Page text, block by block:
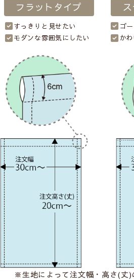
フラットタイプ
すっきりと見せたい
モダンな雰囲気にしたい
ゴ
か
※生地によって注文幅・高さ(丈)